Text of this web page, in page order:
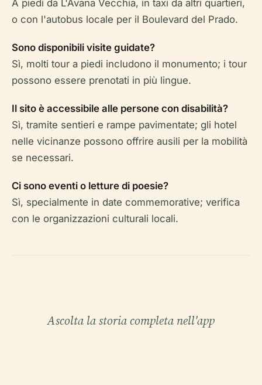
A piedi da L'Avana Vecchia, in taxi da altri quartieri,
o con l'autobus locale per il Boulevard del Prado.
Sono disponibili visite guidate?
Sì, molti tour a piedi includono il monumento; i tour
possono essere prenotati in più lingue.
Il sito è accessibile alle persone con disabilità?
Sì, tramite sentieri e rampe pavimentate; gli hotel
nelle vicinanze possono offrire ausili per la mobilità
se necessari.
Ci sono eventi o letture di poesie?
Sì, specialmente in date commemorative; verifica
con le organizzazioni culturali locali.
Ascolta la storia completa nell'app